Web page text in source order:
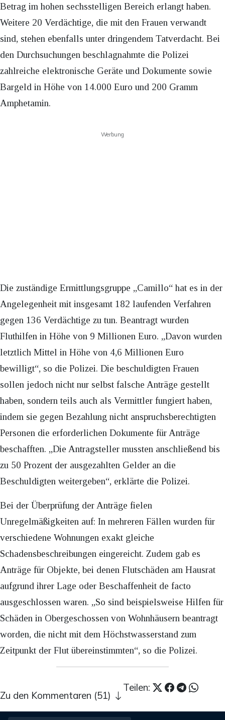
Betrag im hohen sechsstelligen Bereich erlangt haben.
Weitere 20 Verdächtige, die mit den Frauen verwandt
sind, stehen ebenfalls unter dringendem Tatverdacht. Bei
den Durchsuchungen beschlagnahmte die Polizei
zahlreiche elektronische Geräte und Dokumente sowie
Bargeld in Höhe von 14.000 Euro und 200 Gramm
Amphetamin.
Werbung
Die zuständige Ermittlungsgruppe „Camillo“ hat es in der
Angelegenheit mit insgesamt 182 laufenden Verfahren
gegen 136 Verdächtige zu tun. Beantragt wurden
Fluthilfen in Höhe von 9 Millionen Euro. „Davon wurden
letztlich Mittel in Höhe von 4,6 Millionen Euro
bewilligt“, so die Polizei. Die beschuldigten Frauen
sollen jedoch nicht nur selbst falsche Anträge gestellt
haben, sondern teils auch als Vermittler fungiert haben,
indem sie gegen Bezahlung nicht anspruchsberechtigten
Personen die erforderlichen Dokumente für Anträge
beschafften. „Die Antragsteller mussten anschließend bis
zu 50 Prozent der ausgezahlten Gelder an die
Beschuldigten weitergeben“, erklärte die Polizei.
Bei der Überprüfung der Anträge fielen
Unregelmäßigkeiten auf: In mehreren Fällen wurden für
verschiedene Wohnungen exakt gleiche
Schadensbeschreibungen eingereicht. Zudem gab es
Anträge für Objekte, bei denen Flutschäden am Hausrat
aufgrund ihrer Lage oder Beschaffenheit de facto
ausgeschlossen waren. „So sind beispielsweise Hilfen für
Schäden in Obergeschossen von Wohnhäusern beantragt
worden, die nicht mit dem Höchstwasserstand zum
Zeitpunkt der Flut übereinstimmten“, so die Polizei.
Teilen:
Zu den Kommentaren (51)